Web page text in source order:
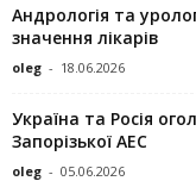
Андрологія та
значення лікарів
oleg - 18.06.2026
Україна та Росія
Запорізької АЕС
oleg - 05.06.2026